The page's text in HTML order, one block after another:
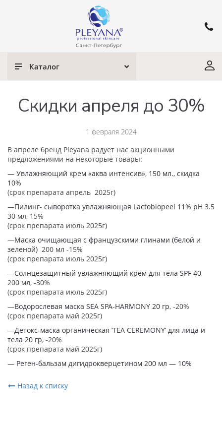
Каталог
Скидки апреля до 30%
1 февраля 2024
В апреле бренд Pleyana радует нас акционными
предложениями на некоторые товары:
— Увлажняющий крем «аква интенсив», 150 мл., скидка
10%
(срок препарата апрель 2025г)
—Пилинг- сыворотка увлажняющая Lactobiopeel 11% рН 3.5
30 мл, 15%
(срок препарата июль 2025г)
—Маска очищающая с французскими глинами (белой и
зеленой) 200 мл -15%
(срок препарата июль 2025г)
—Солнцезащитный увлажняющий крем для тела SPF 40
200 мл, -30%
(срок препарата июль 2025г)
—Водорослевая маска SEA SPA-HARMONY 20 гр, -20%
(срок препарата май 2025г)
—Детокс-маска органическая ‘TEA CEREMONY’ для лица и
тела 20 гр, -20%
(срок препарата май 2025г)
— Реген-бальзам дигидрокверцетином 200 мл — 10%
Назад к списку